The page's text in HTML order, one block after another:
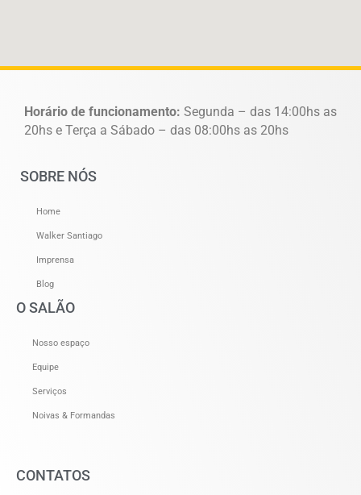
Horário de funcionamento: Segunda – das 14:00hs as
20hs e Terça a Sábado – das 08:00hs as 20hs
SOBRE NÓS
Home
Walker Santiago
Imprensa
Blog
O SALÃO
Nosso espaço
Equipe
Serviços
Noivas & Formandas
CONTATOS